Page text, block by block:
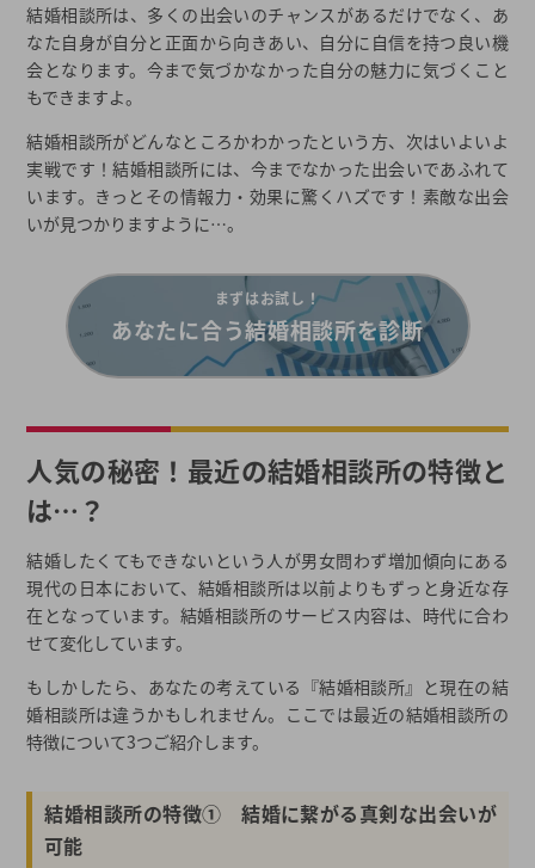
結婚相談所は、多くの出会いのチャンスがあるだけでなく、あ
なた自身が自分と正面から向きあい、自分に自信を持つ良い機
会となります。今まで気づかなかった自分の魅力に気づくこと
もできますよ。
結婚相談所がどんなところかわかったという方、次はいよいよ
実戦です！結婚相談所には、今までなかった出会いであふれて
います。きっとその情報力・効果に驚くハズです！素敵な出会
いが見つかりますように…。
まずはお試し！
あなたに合う結婚相談所を診断
人気の秘密！最近の結婚相談所の特徴と
は…？
結婚したくてもできないという人が男女問わず増加傾向にある
現代の日本において、結婚相談所は以前よりもずっと身近な存
在となっています。結婚相談所のサービス内容は、時代に合わ
せて変化しています。
もしかしたら、あなたの考えている『結婚相談所』と現在の結
婚相談所は違うかもしれません。ここでは最近の結婚相談所の
特徴について3つご紹介します。
結婚相談所の特徴① 結婚に繋がる真剣な出会いが
可能